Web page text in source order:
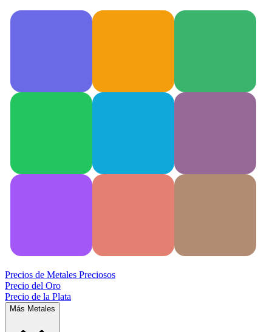
Precios de Metales Preciosos
Precio del Oro
Precio de la Plata
Más Metales